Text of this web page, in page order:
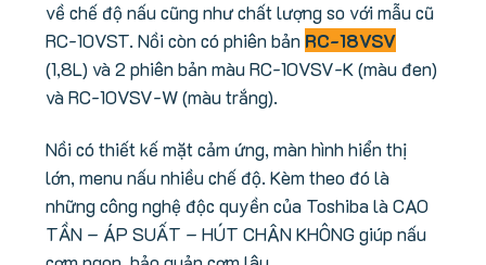
về chế độ nấu cũng như chất lượng so với mẫu cũ
RC-10VST. Nồi còn có phiên bản RC-18VSV
(1,8L) và 2 phiên bản màu RC-10VSV-K (màu đen)
và RC-10VSV-W (màu trắng).
Nồi có thiết kế mặt cảm ứng, màn hình hiển thị
lớn, menu nấu nhiều chế độ. Kèm theo đó là
những công nghệ độc quyền của Toshiba là CAO
TẦN – ÁP SUẤT – HÚT CHÂN KHÔNG giúp nấu